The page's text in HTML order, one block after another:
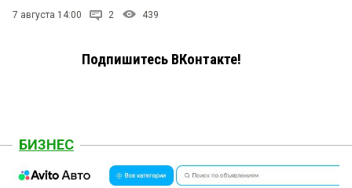
7 августа 14:00 2 439
Подпишитесь ВКонтакте!
БИЗНЕС